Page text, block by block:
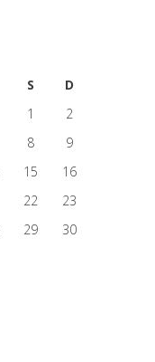
S
D
1
2
8
9
15
16
22
23
29
30